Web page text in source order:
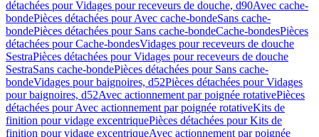
détachées pour Vidages pour receveurs de douche, d90Avec cache-
bondePièces détachées pour Avec cache-bondeSans cache-
bondePièces détachées pour Sans cache-bondeCache-bondesPièces
détachées pour Cache-bondesVidages pour receveurs de douche
SestraPièces détachées pour Vidages pour receveurs de douche
SestraSans cache-bondePièces détachées pour Sans cache-
bondeVidages pour baignoires, d52Pièces détachées pour Vidages
pour baignoires, d52Avec actionnement par poignée rotativePièces
détachées pour Avec actionnement par poignée rotativeKits de
finition pour vidage excentriquePièces détachées pour Kits de
finition pour vidage excentriqueAvec actionnement par poignée